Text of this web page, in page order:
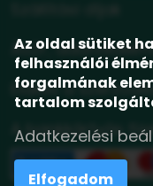
ÁSZF,
Elállás a
A bankkártyás
Az oldal sütiket
felhasználói
forgalmának
tartalom
Adatkezelési
Elfogadom